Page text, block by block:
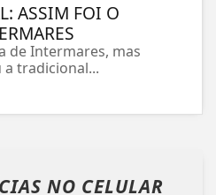
ASSIM FOI O
de Intermares, mas
tradicional...
NO CELULAR